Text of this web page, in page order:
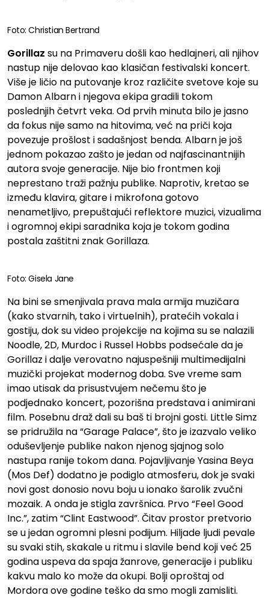
Foto: Christian Bertrand
Gorillaz su na Primaveru došli kao hedlajneri, ali njihov
nastup nije delovao kao klasičan festivalski koncert.
Više je ličio na putovanje kroz različite svetove koje su
Damon Albarn i njegova ekipa gradili tokom
poslednjih četvrt veka. Od prvih minuta bilo je jasno
da fokus nije samo na hitovima, već na priči koja
povezuje prošlost i sadašnjost benda. Albarn je još
jednom pokazao zašto je jedan od najfascinantnijih
autora svoje generacije. Nije bio frontmen koji
neprestano traži pažnju publike. Naprotiv, kretao se
između klavira, gitare i mikrofona gotovo
nenametljivo, prepuštajući reflektore muzici, vizualima
i ogromnoj ekipi saradnika koja je tokom godina
postala zaštitni znak Gorillaza.
Foto: Gisela Jane
Na bini se smenjivala prava mala armija muzičara
(kako stvarnih, tako i virtuelnih), pratećih vokala i
gostiju, dok su video projekcije na kojima su se nalazili
Noodle, 2D, Murdoc i Russel Hobbs podsećale da je
Gorillaz i dalje verovatno najuspešniji multimedijalni
muzički projekat modernog doba. Sve vreme sam
imao utisak da prisustvujem nečemu što je
podjednako koncert, pozorišna predstava i animirani
film. Posebnu draž dali su baš ti brojni gosti. Little Simz
se pridružila na “Garage Palace”, što je izazvalo veliko
oduševljenje publike nakon njenog sjajnog solo
nastupa ranije tokom dana. Pojavljivanje Yasina Beya
(Mos Def) dodatno je podiglo atmosferu, dok je svaki
novi gost donosio novu boju u ionako šarolik zvučni
mozaik. A onda je stigla završnica. Prvo “Feel Good
Inc.”, zatim “Clint Eastwood”. Čitav prostor pretvorio
se u jedan ogromni plesni podijum. Hiljade ljudi pevale
su svaki stih, skakale u ritmu i slavile bend koji već 25
godina uspeva da spaja žanrove, generacije i publiku
kakvu malo ko može da okupi. Bolji oproštaj od
Mordora ove godine teško da smo mogli zamisliti.